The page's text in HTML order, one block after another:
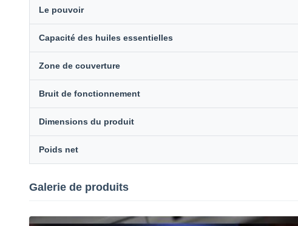
Le pouvoir
Capacité des huiles essentielles
Zone de couverture
Bruit de fonctionnement
Dimensions du produit
Poids net
Galerie de produits